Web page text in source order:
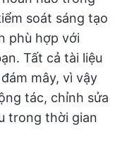
soát sáng tạo
phù hợp với
Tất cả tài liệu
mây, vì vậy
tác, chỉnh sửa
trong thời gian